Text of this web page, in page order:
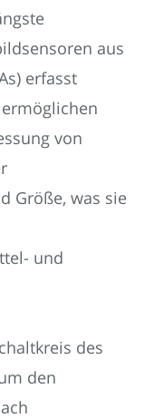
aus
erfasst
von
Größe, was sie
und
des
den